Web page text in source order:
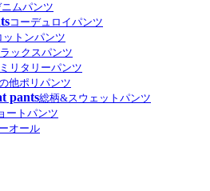
ムパンツ
コーデュロイパンツ
ットンパンツ
ックスパンツ
ミリタリーパンツ
他ポリパンツ
pants総柄&スウェットパンツ
ートパンツ
オール